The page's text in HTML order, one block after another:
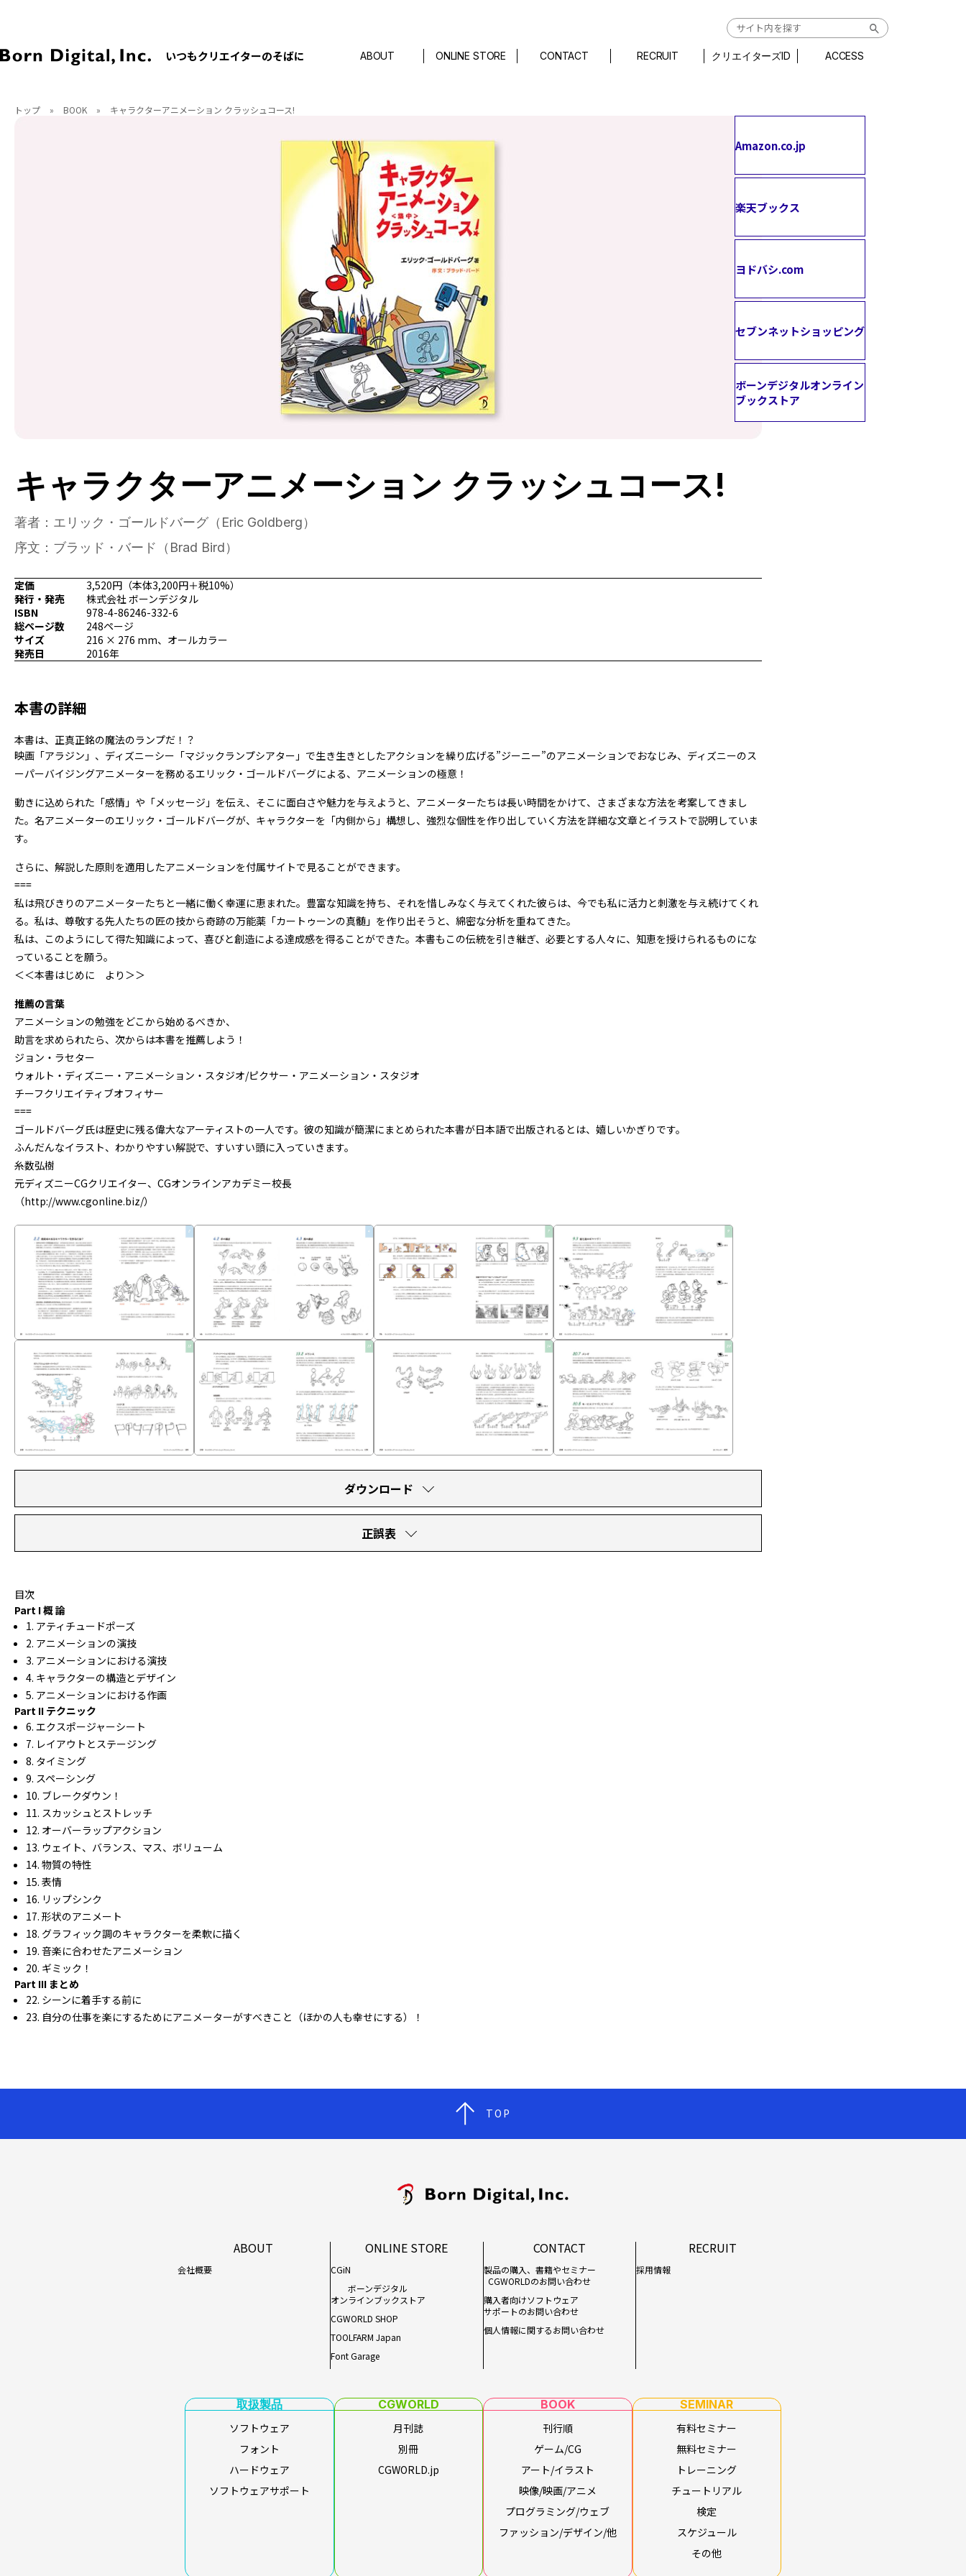
いつもクリエイターのそばに ABOUT ONLINE STORE CONTACT RECRUIT クリエイターズID ACCESS
トップ » BOOK » キャラクターアニメーション クラッシュコース!
キャラクターアニメーション クラッシュコース!
著者：エリック・ゴールドバーグ（Eric Goldberg）
序文：ブラッド・バード（Brad Bird）
定価
3,520円（本体3,200円＋税10%）
発行・発売
株式会社 ボーンデジタル
ISBN
978-4-86246-332-6
総ページ数
248ページ
サイズ
216 × 276 mm、オールカラー
発売日
2016年
本書の詳細
本書は、正真正銘の魔法のランプだ！？
映画「アラジン」、ディズニーシー「マジックランプシアター」で生き生きとしたアクションを繰り広げる”ジーニー”のアニメーションでおなじみ、ディズニーのス
ーパーバイジングアニメーターを務めるエリック・ゴールドバーグによる、アニメーションの極意！
動きに込められた「感情」や「メッセージ」を伝え、そこに面白さや魅力を与えようと、アニメーターたちは長い時間をかけて、さまざまな方法を考案してきまし
た。名アニメーターのエリック・ゴールドバーグが、キャラクターを「内側から」構想し、強烈な個性を作り出していく方法を詳細な文章とイラストで説明していま
す。
さらに、解説した原則を適用したアニメーションを付属サイトで見ることができます。
===
私は飛びきりのアニメーターたちと一緒に働く幸運に恵まれた。豊富な知識を持ち、それを惜しみなく与えてくれた彼らは、今でも私に活力と刺激を与え続けてくれ
る。私は、尊敬する先人たちの匠の技から奇跡の万能薬「カートゥーンの真髄」を作り出そうと、綿密な分析を重ねてきた。
私は、このようにして得た知識によって、喜びと創造による達成感を得ることができた。本書もこの伝統を引き継ぎ、必要とする人々に、知恵を授けられるものにな
っていることを願う。
＜＜本書はじめに より＞＞
推薦の言葉
アニメーションの勉強をどこから始めるべきか、
助言を求められたら、次からは本書を推薦しよう！
ジョン・ラセター
ウォルト・ディズニー・アニメーション・スタジオ/ピクサー・アニメーション・スタジオ
チーフクリエイティブオフィサー
===
ゴールドバーグ氏は歴史に残る偉大なアーティストの一人です。彼の知識が簡潔にまとめられた本書が日本語で出版されるとは、嬉しいかぎりです。
ふんだんなイラスト、わかりやすい解説で、すいすい頭に入っていきます。
糸数弘樹
元ディズニーCGクリエイター、CGオンラインアカデミー校長
（http://www.cgonline.biz/）
ダウンロード
正誤表
目次
Part I 概 論
1. アティチュードポーズ
2. アニメーションの演技
3. アニメーションにおける演技
4. キャラクターの構造とデザイン
5. アニメーションにおける作画
Part II テクニック
6. エクスポージャーシート
7. レイアウトとステージング
8. タイミング
9. スペーシング
10. ブレークダウン！
11. スカッシュとストレッチ
12. オーバーラップアクション
13. ウェイト、バランス、マス、ボリューム
14. 物質の特性
15. 表情
16. リップシンク
17. 形状のアニメート
18. グラフィック調のキャラクターを柔軟に描く
19. 音楽に合わせたアニメーション
20. ギミック！
Part III まとめ
22. シーンに着手する前に
23. 自分の仕事を楽にするためにアニメーターがすべきこと（ほかの人も幸せにする）！
Amazon.co.jp
楽天ブックス
ヨドバシ.com
セブンネットショッピング
ボーンデジタルオンライン
ブックストア
TOP
ABOUT
会社概要
ONLINE STORE
CGiN
ボーンデジタル
オンラインブックストア
CGWORLD SHOP
TOOLFARM Japan
Font Garage
CONTACT
製品の購入、書籍やセミナー
CGWORLDのお問い合わせ
購入者向けソフトウェア
サポートのお問い合わせ
個人情報に関するお問い合わせ
RECRUIT
採用情報
取扱製品
ソフトウェア
フォント
ハードウェア
ソフトウェアサポート
CGWORLD
月刊誌
別冊
CGWORLD.jp
BOOK
刊行順
ゲーム/CG
アート/イラスト
映像/映画/アニメ
プログラミング/ウェブ
ファッション/デザイン/他
SEMINAR
有料セミナー
無料セミナー
トレーニング
チュートリアル
検定
スケジュール
その他